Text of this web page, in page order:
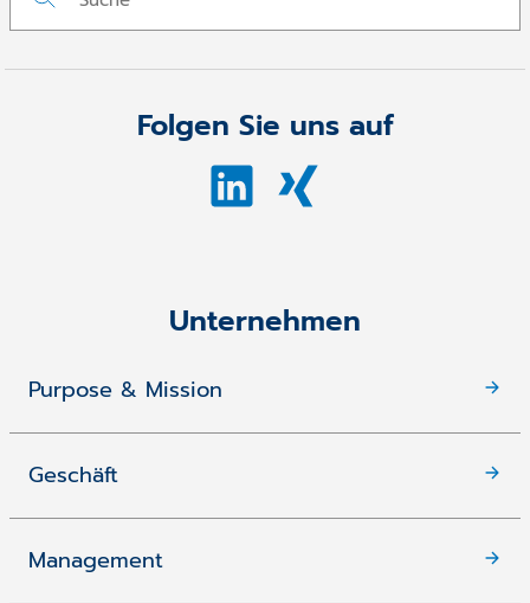
Folgen Sie uns auf
Unternehmen
Purpose & Mission
Geschäft
Management